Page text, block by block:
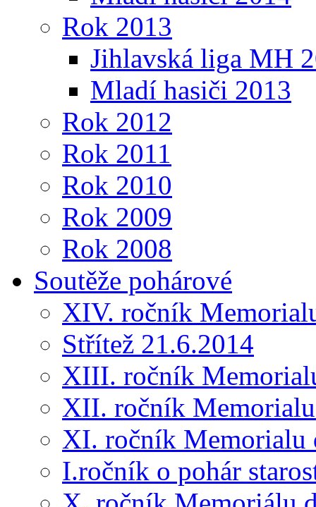
Rok 2013
Jihlavská liga MH
Mladí hasiči 2013
Rok 2012
Rok 2011
Rok 2010
Rok 2009
Rok 2008
Soutěže pohárové
XIV. ročník
Střítež 21.6.2014
XIII. ročník
XII. ročník
XI. ročník Memorialu
I.ročník o pohár